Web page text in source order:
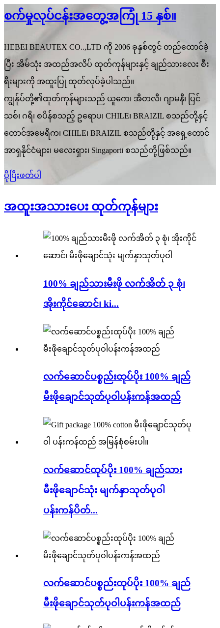
စက်မှုလုပ်ငန်းအတွေ့အကြုံ 15 နှစ်။
HEBEI BEAUTEX CO..,LTD ကို 2006 ခုနှစ်တွင် တည်ထောင်ခဲ့
ပြီး အိမ်သုံး အထည်အလိပ် ထုတ်ကုန်များနှင့် ချည်သားလေး စီး
ရီးများကို အထူးပြု ထုတ်လုပ်ခဲ့ပါသည်။
ကျွန်ုပ်တို့၏ထုတ်ကုန်များသည် ယူကေ၊ အီတလီ၊ ဂျာမနီ၊ ပြင်
သစ်၊ ဂရိ၊ စပိန်စသည့် ဥရောပ၊ CHILE၊ BRAIZIL စသည်တို့နှင့်
တောင်အမေရိက၊ CHILE၊ BRAIZIL စသည်တို့နှင့် အရှေ့တောင်
အာရှနိုင်ငံများ၊ မလေးရှား၊ Singaport၊ စသည်တို့ဖြစ်သည်။
ပိုပြီးဖတ်ပါ
အထူးအသားပေး ထုတ်ကုန်များ
100% ချည်သားမီးဖို လက်အိတ် ၃ စုံ၊
အိုးကိုင်ဆောင်၊ ki...
လက်ဆောင်ပစ္စည်းထုပ်ပိုး 100% ချည်
မီးဖိုချောင်သုတ်ပုဝါပန်းကန်အထည်
လက်ဆောင်ထုပ်ပိုး 100% ချည်သား
မီးဖိုချောင်သုံး မျက်နှာသုတ်ပုဝါ
ပန်းကန်ပိတ်...
လက်ဆောင်ပစ္စည်းထုပ်ပိုး 100% ချည်
မီးဖိုချောင်သုတ်ပုဝါပန်းကန်အထည်